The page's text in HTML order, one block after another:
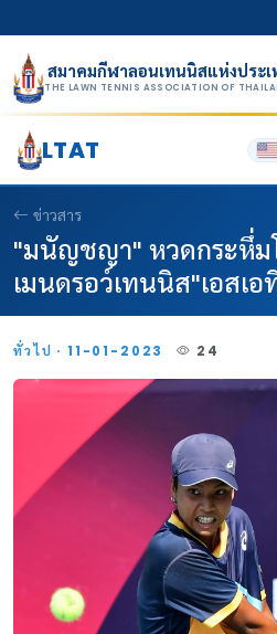
สมาคมกีฬาลอนเทนนิสแห่งประ
THE LAWN TENNIS ASSOCIATION OF
LTAT
ข่าวสาร
"มนัญชญา" หวดกระหึ่ม
เมนดรอว์เทนนิส"เอสเอ
ทั่วไป · 11-01-2023 24